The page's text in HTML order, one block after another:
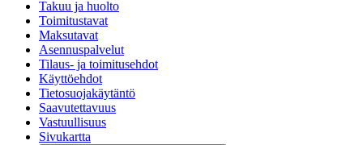
Takuu ja huolto
Toimitustavat
Maksutavat
Asennuspalvelut
Tilaus- ja toimitusehdot
Käyttöehdot
Tietosuojakäytäntö
Saavutettavuus
Vastuullisuus
Sivukartta